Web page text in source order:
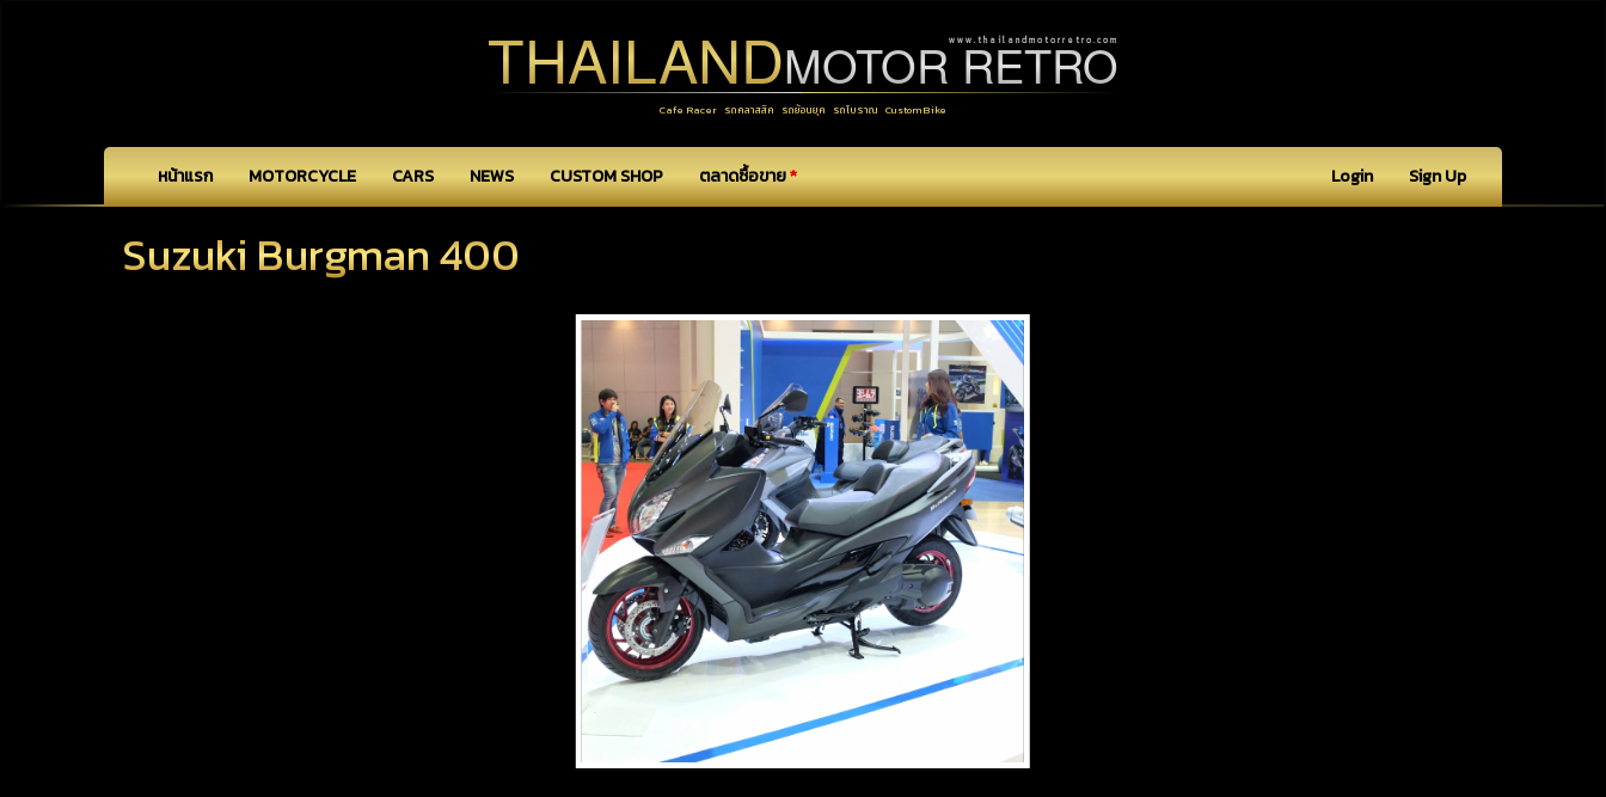
THAILANDMOTOR RETRO
w w w . t h a i l a n d m o t o r r e t r o . c o m
Cafe Racer รถคลาสสิค รถย้อนยุค รถโบราณ CustomBike
หน้าแรก MOTORCYCLE CARS NEWS CUSTOM SHOP ตลาดซื้อขาย* Login Sign Up
Suzuki Burgman 400